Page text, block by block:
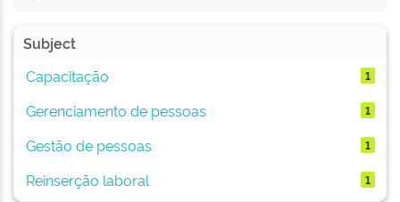
Subject
Capacitação
1
Gerenciamento de pessoas 1
Gestão de pessoas 1
Reinserção laboral 1